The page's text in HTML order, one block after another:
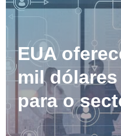
EUA
mil
para o